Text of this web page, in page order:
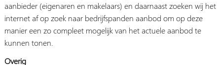
aanbieder (eigenaren en makelaars) en daarnaast zoeken wij het
internet af op zoek naar bedrijfspanden aanbod om op deze
manier een zo compleet mogelijk van het actuele aanbod te
kunnen tonen.
Overig